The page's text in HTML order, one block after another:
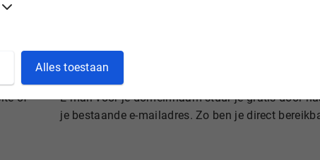
Alles toestaan
of
Gratis e-mail doorsturen
E-mail voor je domeinnaam stuur je gratis door
je bestaande e-mailadres. Zo ben je direct